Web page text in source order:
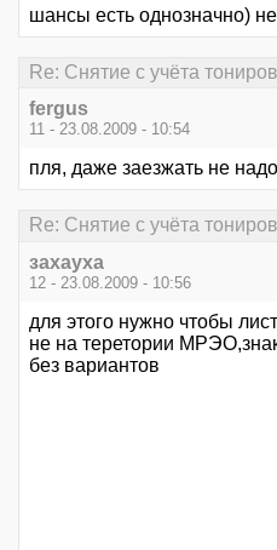
шансы есть однозначно)
Re: Снятие с учёта
fergus
11 - 23.08.2009 - 10:54
пля, даже заезжать не надо
Re: Снятие с учёта
захауха
12 - 23.08.2009 - 10:56
для этого нужно чтобы
не на теретории
без вариантов